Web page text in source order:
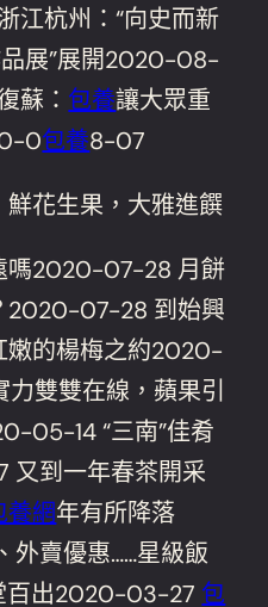
江杭州：“向史而新
展”展開2020-08-
蘇： 包養讓大眾重
0包養8-07
花生果，大雅進饌
嗎2020-07-28 月餅
2020-07-28 到始興
嫩的楊梅之約2020-
雙雙在線，蘋果引
05-14 “三南”佳肴
到一年春茶開采
養網年有所降落
賣優惠……星級飯
百出2020-03-27 包